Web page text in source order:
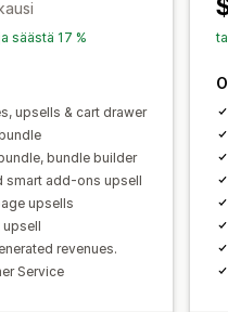
Dynaaminen hinnoittelu
fontit Valuutan
säästä 17 %
upsells & cart drawer
bundle builder
smart add-ons upsell
upsells
upsell
revenues.
Service